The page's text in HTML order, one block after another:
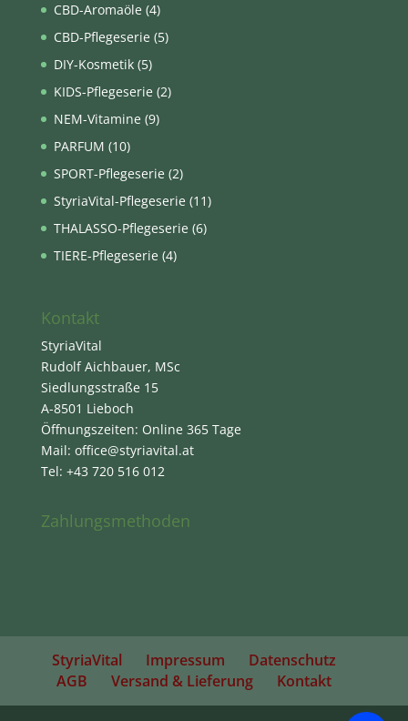
CBD-Aromaöle (4)
CBD-Pflegeserie (5)
DIY-Kosmetik (5)
KIDS-Pflegeserie (2)
NEM-Vitamine (9)
PARFUM (10)
SPORT-Pflegeserie (2)
StyriaVital-Pflegeserie (11)
THALASSO-Pflegeserie (6)
TIERE-Pflegeserie (4)
Kontakt
StyriaVital
Rudolf Aichbauer, MSc
Siedlungsstraße 15
A-8501 Lieboch
Öffnungszeiten: Online 365 Tage
Mail: office@styriavital.at
Tel: +43 720 516 012
Zahlungsmethoden
StyriaVital Impressum
Datenschutz
AGB
Versand & Lieferung Kontakt